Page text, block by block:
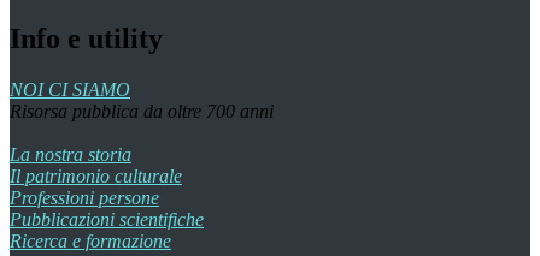
Info e utility
NOI CI SIAMO
Risorsa pubblica da oltre 700 anni
La nostra storia
Il patrimonio culturale
Professioni persone
Pubblicazioni scientifiche
Ricerca e formazione